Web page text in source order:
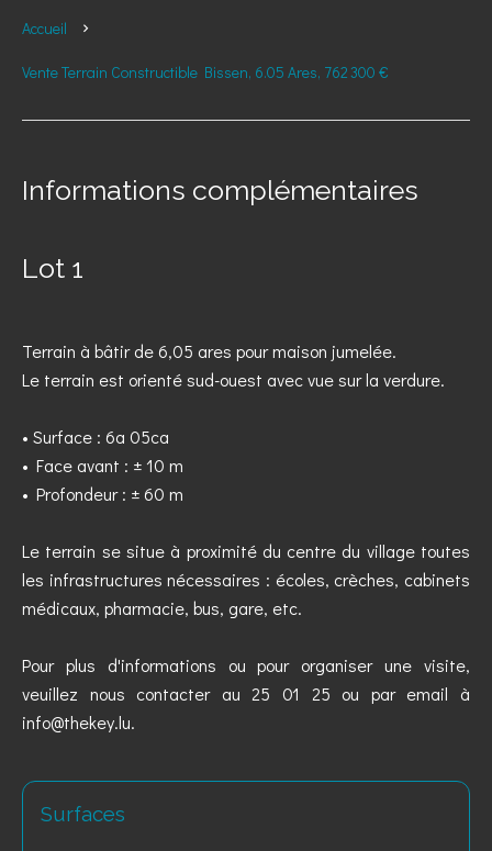
Accueil
Vente Terrain Constructible Bissen, 6.05 Ares, 762 300 €
Informations complémentaires
Lot 1
Terrain à bâtir de 6,05 ares pour maison jumelée.
Le terrain est orienté sud-ouest avec vue sur la verdure.
• Surface : 6a 05ca
• Face avant : ± 10 m
• Profondeur : ± 60 m
Le terrain se situe à proximité du centre du village toutes
les infrastructures nécessaires : écoles, crèches, cabinets
médicaux, pharmacie, bus, gare, etc.
Pour plus d'informations ou pour organiser une visite,
veuillez nous contacter au 25 01 25 ou par email à
info@thekey.lu.
Surfaces